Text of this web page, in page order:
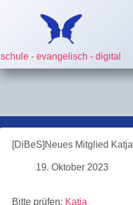
schule - evangelisch - digital
[DiBeS]Neues Mitglied Katja
19. Oktober 2023
Bitte prüfen: Katja